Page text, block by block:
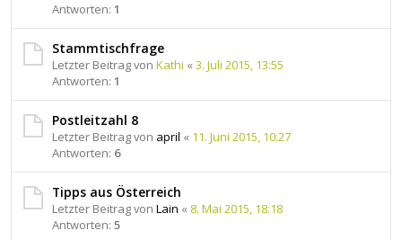
Antworten: 1
Stammtischfrage
Letzter Beitrag von Kathi « 3. Juli 2015, 13:55
Antworten: 1
Postleitzahl 8
Letzter Beitrag von april « 11. Juni 2015, 10:27
Antworten: 6
Tipps aus Österreich
Letzter Beitrag von Lain « 8. Mai 2015, 18:18
Antworten: 5